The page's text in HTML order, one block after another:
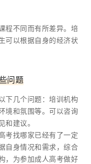
程不同而有所差异。培
可以根据自身的经济状
问题
下几个问题：培训机构
境和氛围等。可以咨询
建议。
考找哪家已经有了一定
自身情况和需求，综合
，为参加成人高考做好